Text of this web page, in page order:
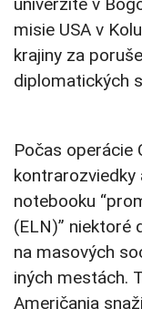
misie USA v
krajiny za
diplomatických
Počas operácie
notebooku
(ELN)” niektoré
na masových
iných mestách.
Američania